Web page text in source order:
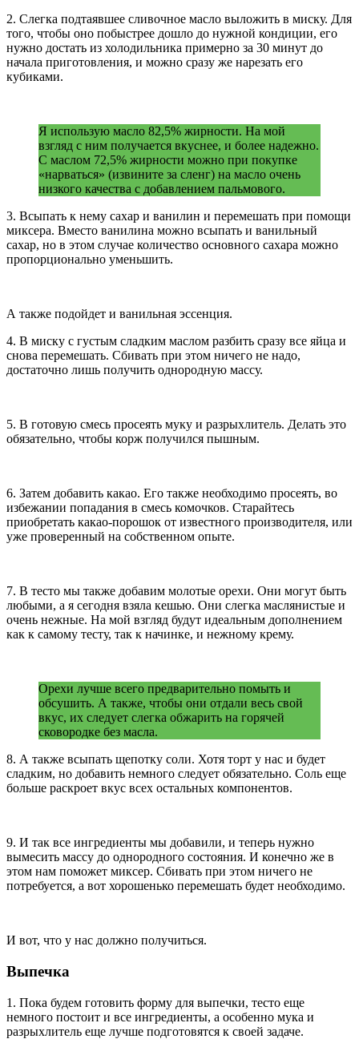
2. Слегка подтаявшее сливочное масло выложить в миску. Для
того, чтобы оно побыстрее дошло до нужной кондиции, его
нужно достать из холодильника примерно за 30 минут до
начала приготовления, и можно сразу же нарезать его
кубиками.
Я использую масло 82,5% жирности. На мой
взгляд с ним получается вкуснее, и более надежно.
С маслом 72,5% жирности можно при покупке
«нарваться» (извините за сленг) на масло очень
низкого качества с добавлением пальмового.
3. Всыпать к нему сахар и ванилин и перемешать при помощи
миксера. Вместо ванилина можно всыпать и ванильный
сахар, но в этом случае количество основного сахара можно
пропорционально уменьшить.
А также подойдет и ванильная эссенция.
4. В миску с густым сладким маслом разбить сразу все яйца и
снова перемешать. Сбивать при этом ничего не надо,
достаточно лишь получить однородную массу.
5. В готовую смесь просеять муку и разрыхлитель. Делать это
обязательно, чтобы корж получился пышным.
6. Затем добавить какао. Его также необходимо просеять, во
избежании попадания в смесь комочков. Старайтесь
приобретать какао-порошок от известного производителя, или
уже проверенный на собственном опыте.
7. В тесто мы также добавим молотые орехи. Они могут быть
любыми, а я сегодня взяла кешью. Они слегка маслянистые и
очень нежные. На мой взгляд будут идеальным дополнением
как к самому тесту, так к начинке, и нежному крему.
Орехи лучше всего предварительно помыть и
обсушить. А также, чтобы они отдали весь свой
вкус, их следует слегка обжарить на горячей
сковородке без масла.
8. А также всыпать щепотку соли. Хотя торт у нас и будет
сладким, но добавить немного следует обязательно. Соль еще
больше раскроет вкус всех остальных компонентов.
9. И так все ингредиенты мы добавили, и теперь нужно
вымесить массу до однородного состояния. И конечно же в
этом нам поможет миксер. Сбивать при этом ничего не
потребуется, а вот хорошенько перемешать будет необходимо.
И вот, что у нас должно получиться.
Выпечка
1. Пока будем готовить форму для выпечки, тесто еще
немного постоит и все ингредиенты, а особенно мука и
разрыхлитель еще лучше подготовятся к своей задаче.